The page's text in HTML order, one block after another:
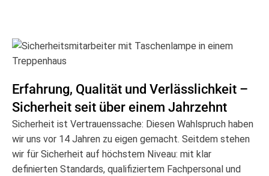
Erfahrung, Qualität und Verlässlichkeit –
Sicherheit seit über einem Jahrzehnt
Sicherheit ist Vertrauenssache: Diesen Wahlspruch haben
wir uns vor 14 Jahren zu eigen gemacht. Seitdem stehen
wir für Sicherheit auf höchstem Niveau: mit klar
definierten Standards, qualifiziertem Fachpersonal und